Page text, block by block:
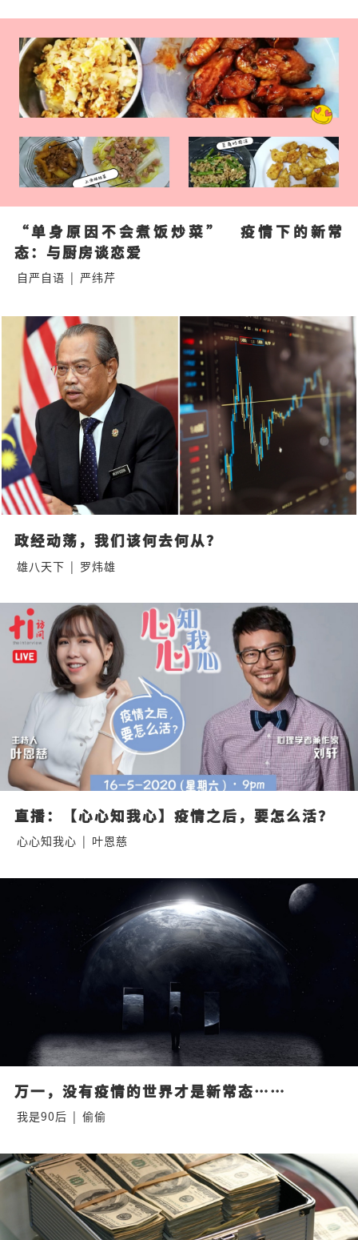
“单身原因不会煮饭炒菜”   疫情下的新常
态：与厨房谈恋爱
自严自语 | 严纬芹
政经动荡，我们该何去何从？
雄八天下 | 罗炜雄
直播：【心心知我心】疫情之后，要怎么活？
心心知我心 | 叶恩慈
万一，没有疫情的世界才是新常态……
我是90后 | 偷偷